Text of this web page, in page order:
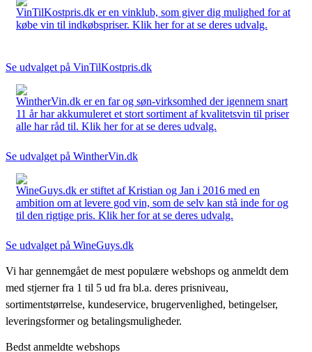
VinTilKostpris.dk er en vinklub, som giver dig mulighed for at
købe vin til indkøbspriser. Klik her for at se deres udvalg.
Se udvalget på VinTilKostpris.dk
WintherVin.dk er en far og søn-virksomhed der igennem snart
11 år har akkumuleret et stort sortiment af kvalitetsvin til priser
alle har råd til. Klik her for at se deres udvalg.
Se udvalget på WintherVin.dk
WineGuys.dk er stiftet af Kristian og Jan i 2016 med en
ambition om at levere god vin, som de selv kan stå inde for og
til den rigtige pris. Klik her for at se deres udvalg.
Se udvalget på WineGuys.dk
Vi har gennemgået de mest populære webshops og anmeldt dem
med stjerner fra 1 til 5 ud fra bl.a. deres prisniveau,
sortimentstørrelse, kundeservice, brugervenlighed, betingelser,
leveringsformer og betalingsmuligheder.
Bedst anmeldte webshops